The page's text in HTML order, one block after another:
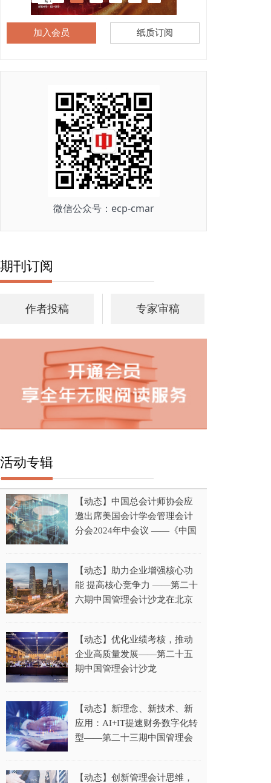
加入会员 纸质订阅
微信公众号：ecp-cmar
期刊订阅
作者投稿 专家审稿
活动专辑
【动态】中国总会计师协会应
邀出席美国会计学会管理会计
分会2024年中会议 ——《中国
招待会
【动态】助力企业增强核心功
能 提高核心竞争力 ——第二十
六期中国管理会计沙龙在北京
【动态】优化业绩考核，推动
企业高质量发展——第二十五
期中国管理会计沙龙
【动态】新理念、新技术、新
应用：AI+IT提速财务数字化转
型——第二十三期中国管理会
【动态】创新管理会计思维，